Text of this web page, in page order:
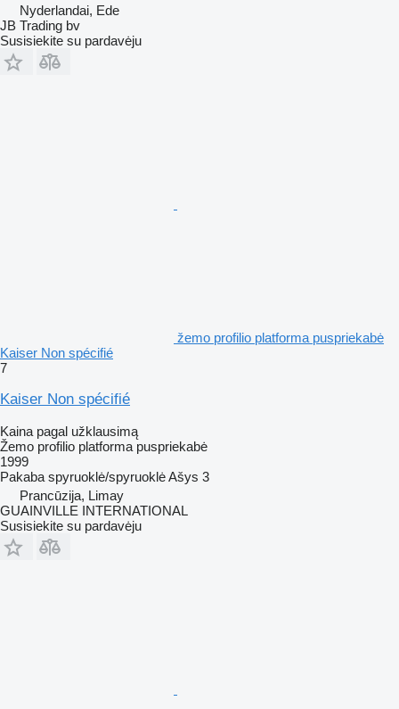
Nyderlandai, Ede
JB Trading bv
Susisiekite su pardavėju
žemo profilio platforma puspriekabė
Kaiser Non spécifié
7
Kaiser Non spécifié
Kaina pagal užklausimą
Žemo profilio platforma puspriekabė
1999
Pakaba spyruoklė/spyruoklėAšys 3
Prancūzija, Limay
GUAINVILLE INTERNATIONAL
Susisiekite su pardavėju